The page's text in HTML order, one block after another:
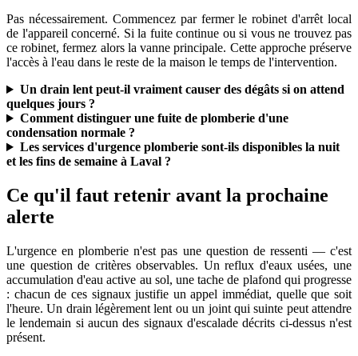
Pas nécessairement. Commencez par fermer le robinet d'arrêt local
de l'appareil concerné. Si la fuite continue ou si vous ne trouvez pas
ce robinet, fermez alors la vanne principale. Cette approche préserve
l'accès à l'eau dans le reste de la maison le temps de l'intervention.
Un drain lent peut-il vraiment causer des dégâts si on attend
quelques jours ?
Comment distinguer une fuite de plomberie d'une
condensation normale ?
Les services d'urgence plomberie sont-ils disponibles la nuit
et les fins de semaine à Laval ?
Ce qu'il faut retenir avant la prochaine
alerte
L'urgence en plomberie n'est pas une question de ressenti — c'est
une question de critères observables. Un reflux d'eaux usées, une
accumulation d'eau active au sol, une tache de plafond qui progresse
: chacun de ces signaux justifie un appel immédiat, quelle que soit
l'heure. Un drain légèrement lent ou un joint qui suinte peut attendre
le lendemain si aucun des signaux d'escalade décrits ci-dessus n'est
présent.